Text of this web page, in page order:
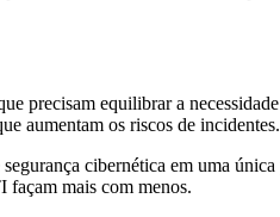
precisam equilibrar a
aumentam os riscos de incidentes.
cibernética em uma
façam mais com menos.